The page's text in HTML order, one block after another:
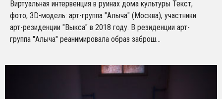
Виртуальная интервенция в руинах дома культуры Текст,
фото, 3D-модель: арт-группа "Алыча" (Москва), участники
арт-резиденции "Выкса" в 2018 году. В резиденции арт-
группа "Алыча" реанимировала образ заброш...